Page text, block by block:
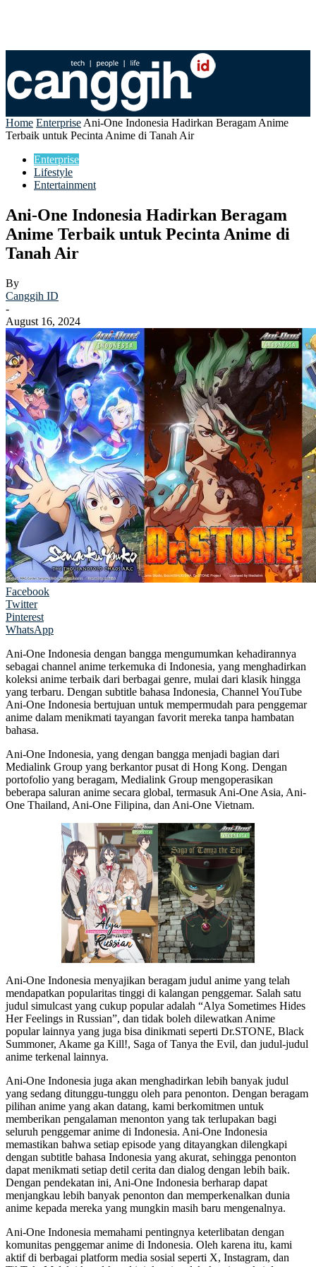
Home Enterprise Ani-One Indonesia Hadirkan Beragam Anime
Terbaik untuk Pecinta Anime di Tanah Air
Enterprise
Lifestyle
Entertainment
Ani-One Indonesia Hadirkan Beragam
Anime Terbaik untuk Pecinta Anime di
Tanah Air
By
Canggih ID
-
August 16, 2024
Facebook
Twitter
Pinterest
WhatsApp
Ani-One Indonesia dengan bangga mengumumkan kehadirannya
sebagai channel anime terkemuka di Indonesia, yang menghadirkan
koleksi anime terbaik dari berbagai genre, mulai dari klasik hingga
yang terbaru. Dengan subtitle bahasa Indonesia, Channel YouTube
Ani-One Indonesia bertujuan untuk mempermudah para penggemar
anime dalam menikmati tayangan favorit mereka tanpa hambatan
bahasa.
Ani-One Indonesia, yang dengan bangga menjadi bagian dari
Medialink Group yang berkantor pusat di Hong Kong. Dengan
portofolio yang beragam, Medialink Group mengoperasikan
beberapa saluran anime secara global, termasuk Ani-One Asia, Ani-
One Thailand, Ani-One Filipina, dan Ani-One Vietnam.
Ani-One Indonesia menyajikan beragam judul anime yang telah
mendapatkan popularitas tinggi di kalangan penggemar. Salah satu
judul simulcast yang cukup popular adalah “Alya Sometimes Hides
Her Feelings in Russian”, dan tidak boleh dilewatkan Anime
popular lainnya yang juga bisa dinikmati seperti Dr.STONE, Black
Summoner, Akame ga Kill!, Saga of Tanya the Evil, dan judul-judul
anime terkenal lainnya.
Ani-One Indonesia juga akan menghadirkan lebih banyak judul
yang sedang ditunggu-tunggu oleh para penonton. Dengan beragam
pilihan anime yang akan datang, kami berkomitmen untuk
memberikan pengalaman menonton yang tak terlupakan bagi
seluruh penggemar anime di Indonesia. Ani-One Indonesia
memastikan bahwa setiap episode yang ditayangkan dilengkapi
dengan subtitle bahasa Indonesia yang akurat, sehingga penonton
dapat menikmati setiap detil cerita dan dialog dengan lebih baik.
Dengan pendekatan ini, Ani-One Indonesia berharap dapat
menjangkau lebih banyak penonton dan memperkenalkan dunia
anime kepada mereka yang mungkin masih baru mengenalnya.
Ani-One Indonesia memahami pentingnya keterlibatan dengan
komunitas penggemar anime di Indonesia. Oleh karena itu, kami
aktif di berbagai platform media sosial seperti X, Instagram, dan